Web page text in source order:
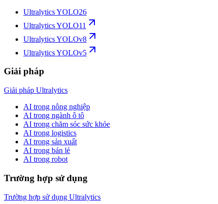
Ultralytics YOLO26
Ultralytics YOLO11
Ultralytics YOLOv8
Ultralytics YOLOv5
Giải pháp
Giải pháp Ultralytics
AI trong nông nghiệp
AI trong ngành ô tô
AI trong chăm sóc sức khỏe
AI trong logistics
AI trong sản xuất
AI trong bán lẻ
AI trong robot
Trường hợp sử dụng
Trường hợp sử dụng Ultralytics